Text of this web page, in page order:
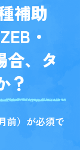
補助
・
合、タ
？
前）が必須で